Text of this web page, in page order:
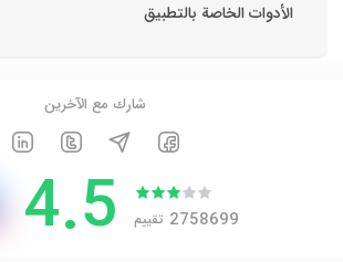
الأدوات الخاصة بالتطبيق
شارك مع الآخرين
2758699 تقييم 4.5